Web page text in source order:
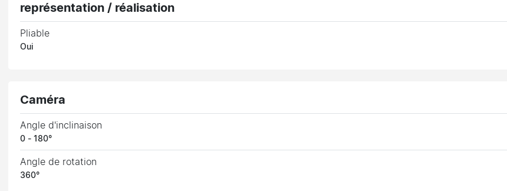
représentation / réalisation
Pliable
Oui
Caméra
Angle d'inclinaison
0 - 180°
Angle de rotation
360°